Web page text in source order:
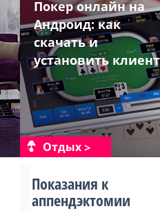
Покер онлайн на
Андроид: как
скачать и
установить
Отдых
Показания к
аппендэктомии